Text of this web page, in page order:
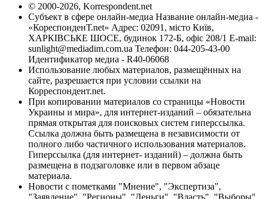
© 2000-2026, Korrespondent.net
Субъект в сфере онлайн-медиа Название онлайн-медиа -
«КореспонденТ.net» Адрес: 02091, місто Київ,
ХАРКІВСЬКЕ ШОСЕ, будинок 172-Б, офіс 208/1 E-mail:
sunlight@mediadim.com.ua Телефон: 044-205-43-00
Идентификатор медиа - R40-06068
Использование любых материалов, размещённых на
сайте, разрешается при условии ссылки на
Корреспондент.net.
При копировании материалов со страницы «Новости
Украины и мира», для интернет-изданий – обязательна
прямая открытая для поисковых систем гиперссылка.
Ссылка должна быть размещена в независимости от
полного либо частичного использования материалов.
Гиперссылка (для интернет- изданий) – должна быть
размещена в подзаголовке или в первом абзаце
материала.
Новости с пометками "Мнение", "Экспертиза",
"Заявление", "Регионы", "Деньги", "Власть", "Выборы",